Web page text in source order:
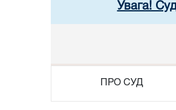
Увага!
ПРО СУД